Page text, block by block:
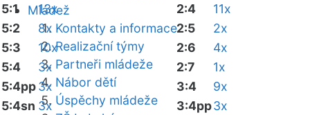
Mládež
Kontakty a informace
Realizační týmy
Partneři mládeže
Nábor dětí
Úspěchy mládeže
5:1
13x
5:2
8x
5:3
10x
5:4
3x
5:4pp3x
5:4sn 3x
2:4
11x
2:5
2x
2:6
4x
2:7
1x
3:4
9x
3:4pp3x